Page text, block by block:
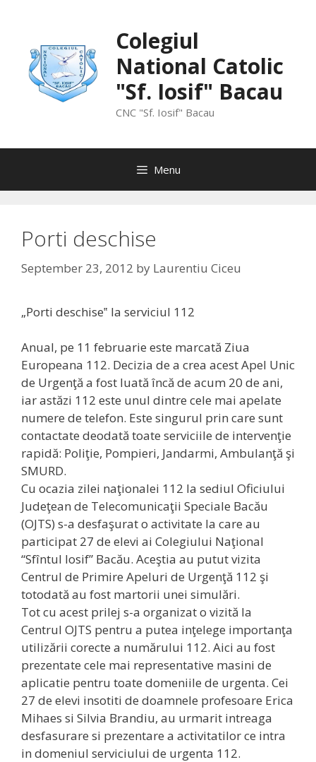
content
Colegiul
National Catolic
"Sf. Iosif" Bacau
CNC "Sf. Iosif" Bacau
Menu
Porti deschise
September 23, 2012 by Laurentiu Ciceu
„Porti deschise‟ la serviciul 112
Anual, pe 11 februarie este marcată Ziua
Europeana 112. Decizia de a crea acest Apel Unic
de Urgenţă a fost luată încă de acum 20 de ani,
iar astăzi 112 este unul dintre cele mai apelate
numere de telefon. Este singurul prin care sunt
contactate deodată toate serviciile de intervenţie
rapidă: Poliţie, Pompieri, Jandarmi, Ambulanţă şi
SMURD.
Cu ocazia zilei naţionalei 112 la sediul Oficiului
Judeţean de Telecomunicaţii Speciale Bacău
(OJTS) s-a desfaşurat o activitate la care au
participat 27 de elevi ai Colegiului Naţional
“Sfîntul Iosif” Bacău. Aceştia au putut vizita
Centrul de Primire Apeluri de Urgenţă 112 şi
totodată au fost martorii unei simulări.
Tot cu acest prilej s-a organizat o vizită la
Centrul OJTS pentru a putea inţelege importanţa
utilizării corecte a numărului 112. Aici au fost
prezentate cele mai representative masini de
aplicatie pentru toate domeniile de urgenta. Cei
27 de elevi insotiti de doamnele profesoare Erica
Mihaes si Silvia Brandiu, au urmarit intreaga
desfasurare si prezentare a activitatilor ce intra
in domeniul serviciului de urgenta 112.